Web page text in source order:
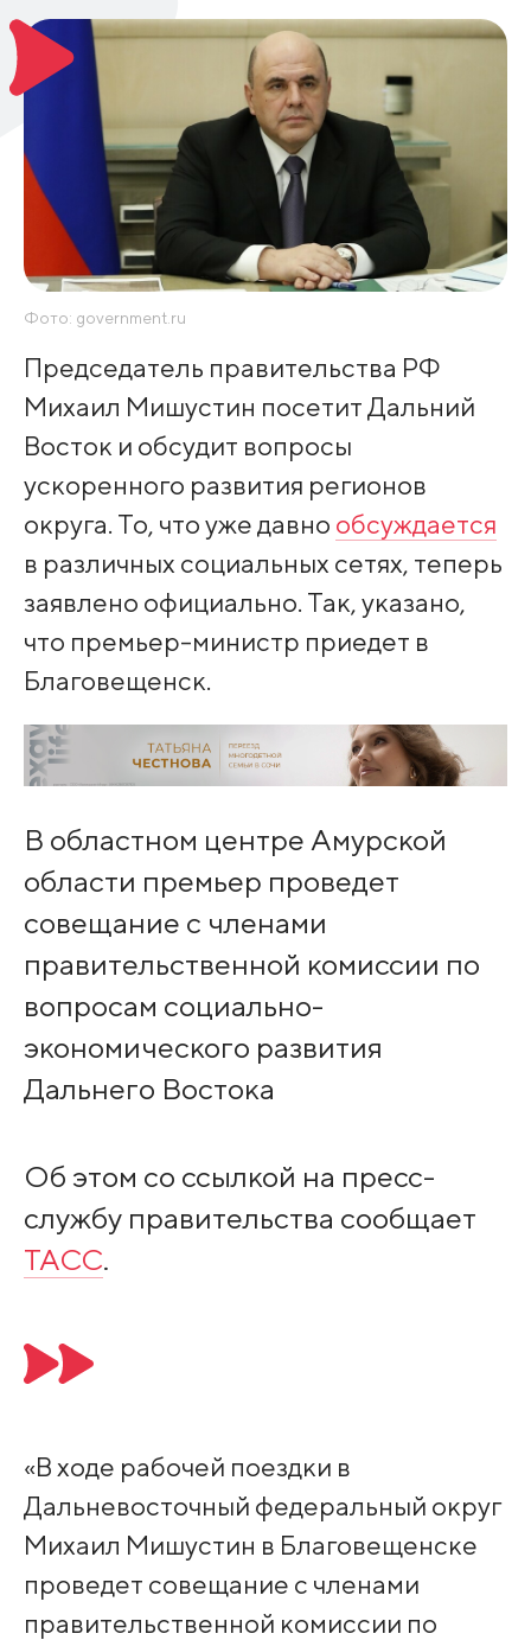
Фото: government.ru
Председатель правительства РФ
Михаил Мишустин посетит Дальний
Восток и обсудит вопросы
ускоренного развития регионов
округа. То, что уже давно обсуждается
в различных социальных сетях, теперь
заявлено официально. Так, указано,
что премьер-министр приедет в
Благовещенск.
В областном центре Амурской
области премьер проведет
совещание с членами
правительственной комиссии по
вопросам социально-
экономического развития
Дальнего Востока
Об этом со ссылкой на пресс-
службу правительства сообщает
ТАСС.
«В ходе рабочей поездки в
Дальневосточный федеральный округ
Михаил Мишустин в Благовещенске
проведет совещание с членами
правительственной комиссии по